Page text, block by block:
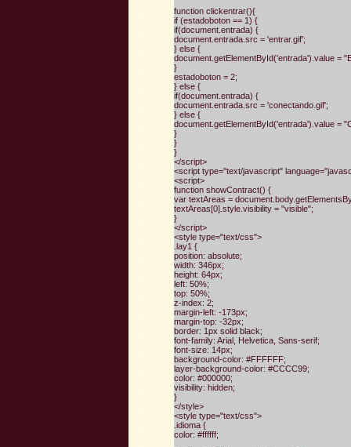
function clickentrar(){
if (estadoboton == 1) {
if(document.entrada) {
document.entrada.src = 'entrar.gif';
} else {
document.getElementById('entrada').value =
}
estadoboton = 2;
} else {
if(document.entrada) {
document.entrada.src = 'conectando.gif';
} else {
document.getElementById('entrada').value =
}
}
}
</script>
<script type="text/javascript"
<script>
function showContract() {
var textAreas =
textAreas[0].style.visibility = "visible";
}
</script>
<style type="text/css">
.lay1 {
position: absolute;
width: 346px;
height: 64px;
left: 50%;
top: 50%;
z-index: 2;
margin-left: -173px;
margin-top: -32px;
border: 1px solid black;
font-family: Arial, Helvetica, Sans-serif;
font-size: 14px;
background-color: #FFFFFF;
layer-background-color: #CCCC99;
color: #000000;
visibility: hidden;
}
</style>
<style type="text/css">
.idioma {
color: #ffffff;